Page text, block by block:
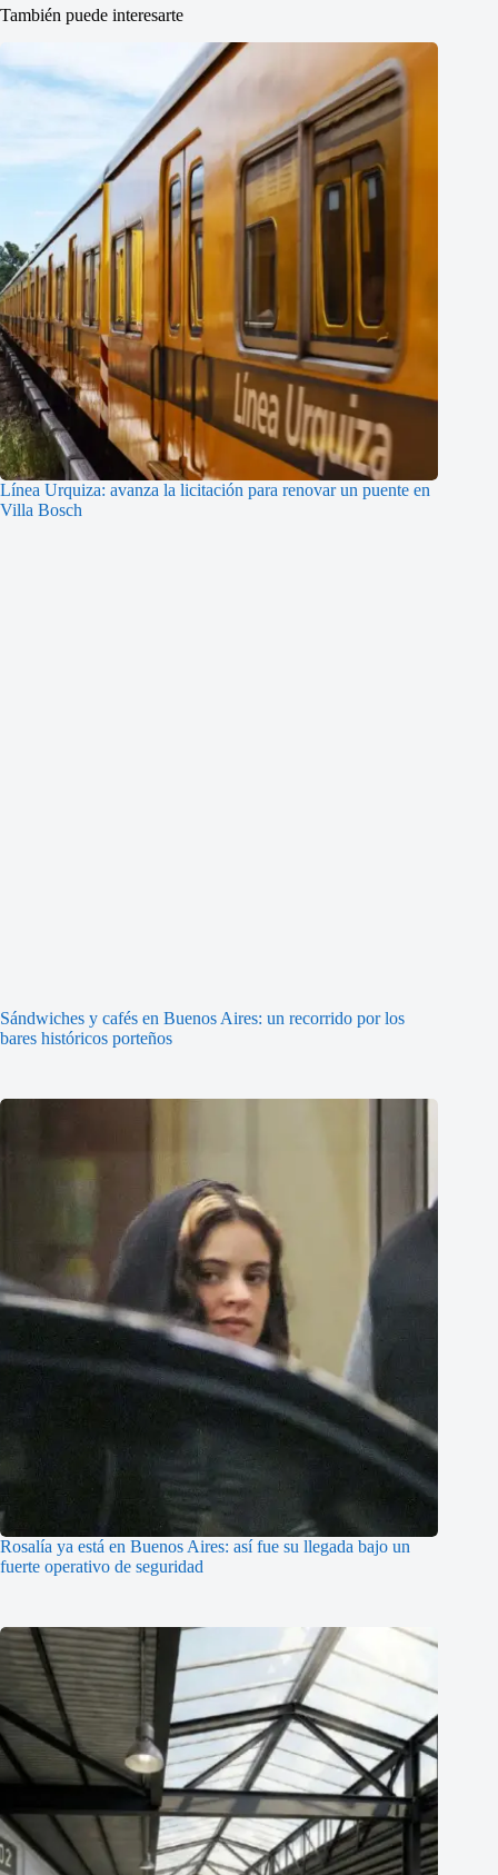
También puede interesarte
Línea Urquiza: avanza la licitación para renovar un puente en
Villa Bosch
Sándwiches y cafés en Buenos Aires: un recorrido por los
bares históricos porteños
Rosalía ya está en Buenos Aires: así fue su llegada bajo un
fuerte operativo de seguridad